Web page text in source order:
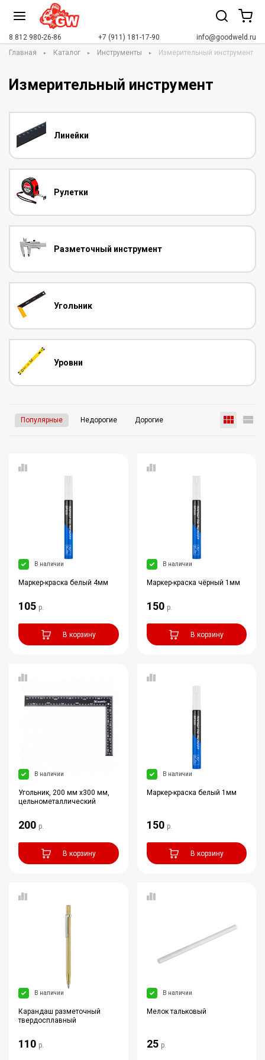
8 812 980-26-86 +7 (911) 181-17-90
info@goodweld.ru
Главная
Каталог Инструменты Измерительный инструмент
Измерительный инструмент
Линейки
Рулетки
Разметочный инструмент
Угольник
Уровни
Популярные Недорогие Дорогие
В наличии
Маркер-краска белый 4мм
105 р.
В корзину
В наличии
Маркер-краска чёрный 1мм
150 р.
В корзину
В наличии
Угольник, 200 мм х300 мм,
цельнометаллический
200 р.
В корзину
В наличии
Маркер-краска белый 1мм
150 р.
В корзину
В наличии
Карандаш разметочный
твердосплавный
110 р.
В наличии
Мелок тальковый
25 р.